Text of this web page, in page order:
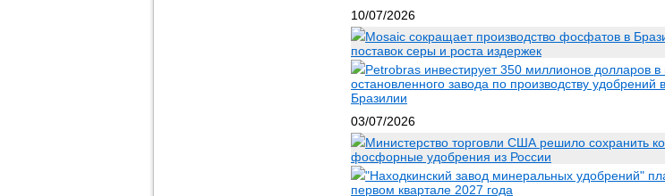
10/07/2026
Mosaic сокращает производство фосфатов в
поставок серы и роста издержек
Petrobras инвестирует 350 миллионов долларов в
остановленного завода по производству удобрений
Бразилии
03/07/2026
Министерство торговли США решило сохранить
фосфорные удобрения из России
"Находкинский завод минеральных удобрений"
первом квартале 2027 года